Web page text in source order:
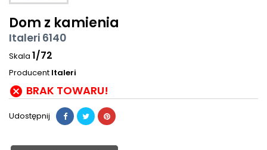
Dom z kamienia
Italeri 6140
Skala 1/72
Producent Italeri
 BRAK TOWARU!
Udostępnij